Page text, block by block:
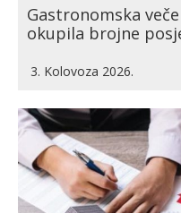
Gastronomska
okupila brojne
3. Kolovoza 2026.